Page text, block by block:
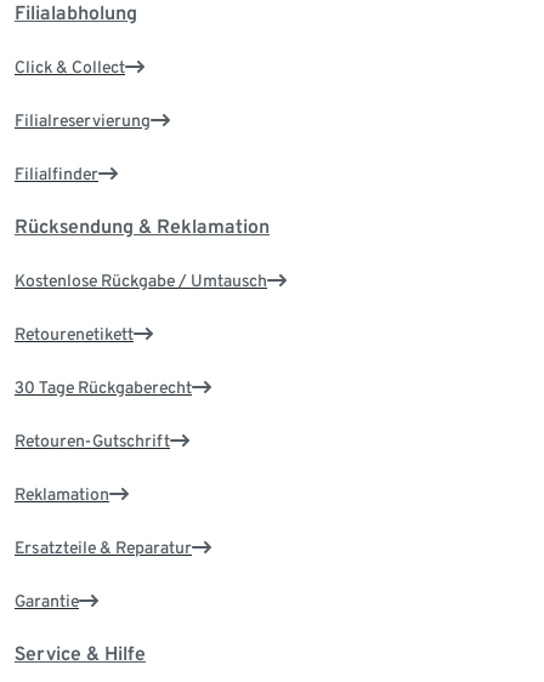
Filialabholung
Click & Collect
Filialreservierung
Filialfinder
Rücksendung & Reklamation
Kostenlose Rückgabe / Umtausch
Retourenetikett
30 Tage Rückgaberecht
Retouren-Gutschrift
Reklamation
Ersatzteile & Reparatur
Garantie
Service & Hilfe